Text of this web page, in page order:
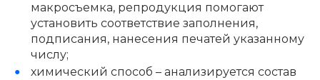
макросъемка, репродукция помогают
установить соответствие заполнения,
подписания, нанесения печатей указанному
числу;
химический способ – анализируется состав